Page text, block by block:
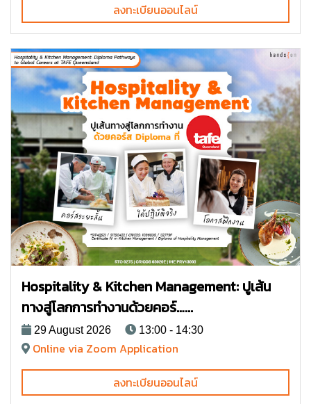
ลงทะเบียนออนไลน์
Hospitality & Kitchen Management: ปูเส้น
ทางสู่โลกการทำงานด้วยคอร์…...
29 August 2026 13:00 - 14:30
Online via Zoom Application
ลงทะเบียนออนไลน์